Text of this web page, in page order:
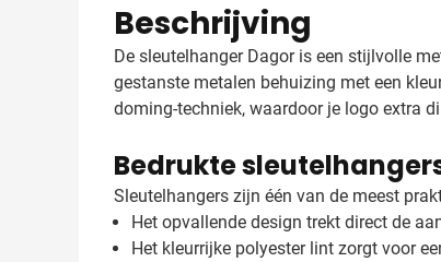
Beschrijving
De sleutelhanger Dagor is een stijlvolle
gestanste metalen behuizing met een
doming-techniek, waardoor je logo extra
Bedrukte
Sleutelhangers zijn één van de meest
Het opvallende design trekt direct de
Het kleurrijke polyester lint zorgt voor